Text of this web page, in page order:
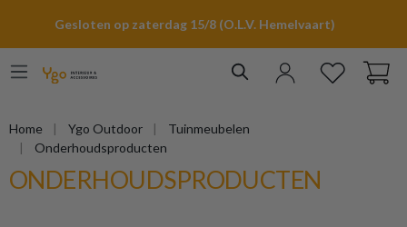
Gesloten op zaterdag 15/8 (O.L.V. Hemelvaart)
Home Ygo Outdoor
Tuinmeubelen
Onderhoudsproducten
ONDERHOUDSPRODUCTEN